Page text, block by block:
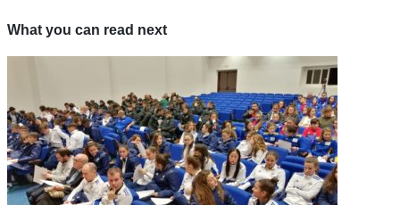
What you can read next